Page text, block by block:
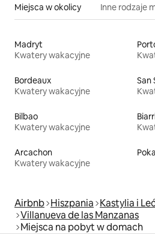
Miejsca w okolicy Inne rodzaje
Madryt
Kwatery wakacyjne
Bordeaux
Kwatery wakacyjne
San
Bilbao
Kwatery wakacyjne
Arcachon
Kwatery wakacyjne
Airbnb Hiszpania Kastylia i
Villanueva de las Manzanas
Miejsca na pobyt w domach